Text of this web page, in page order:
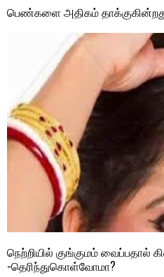
பெண்களை அதிகம்
நெற்றியில் குங்குமம் வைப்பதால்
-தெரிந்துகொள்வோமா?